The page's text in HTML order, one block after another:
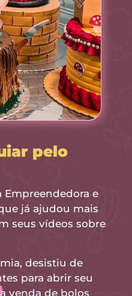
pelo
e
já ajudou mais
seus vídeos sobre
desistiu de
para abrir seu
venda de bolos